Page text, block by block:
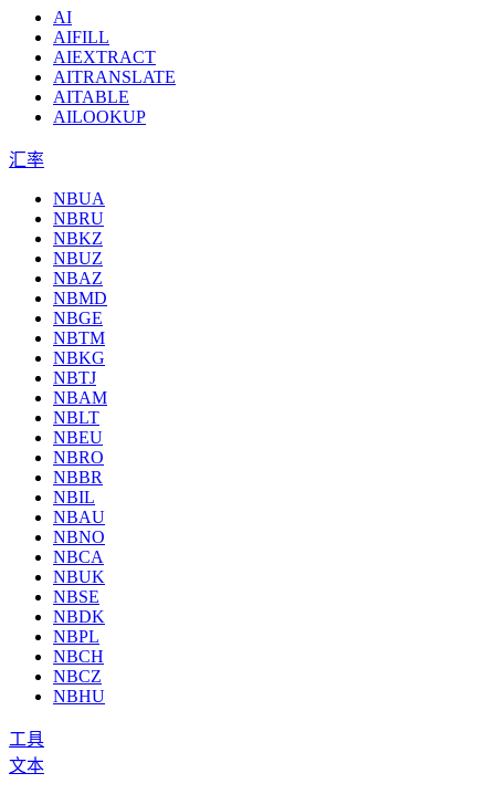
AI
AIFILL
AIEXTRACT
AITRANSLATE
AITABLE
AILOOKUP
汇率
NBUA
NBRU
NBKZ
NBUZ
NBAZ
NBMD
NBGE
NBTM
NBKG
NBTJ
NBAM
NBLT
NBEU
NBRO
NBBR
NBIL
NBAU
NBNO
NBCA
NBUK
NBSE
NBDK
NBPL
NBCH
NBCZ
NBHU
工具
文本